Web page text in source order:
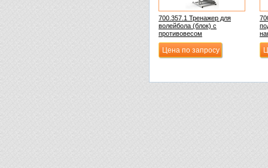
700.357.1 Тренажер для
волейбола (блок) с
противовесом
Цена по запросу